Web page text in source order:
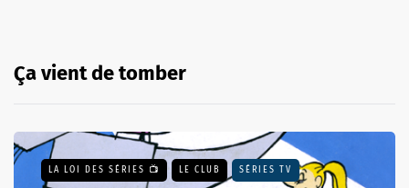
Ça vient de tomber
LA LOI DES SÉRIES 📺 LE CLUB SÉRIES TV